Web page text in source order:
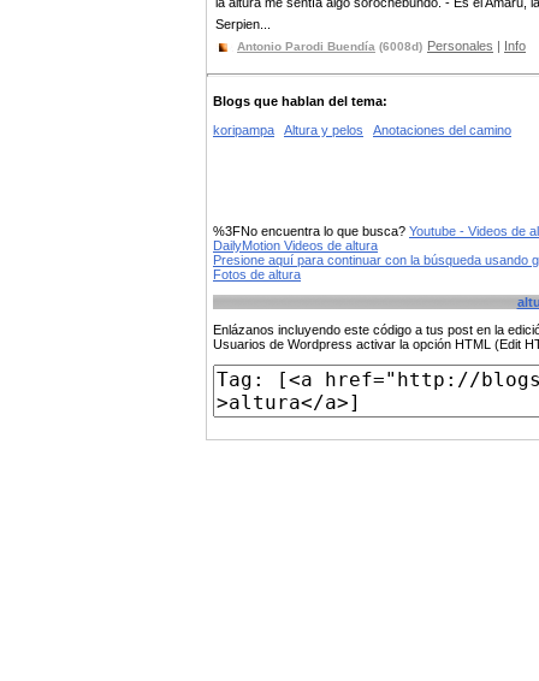
Serpien...
Antonio Parodi Buendía (6008d) Personales | Info
Blogs que hablan del tema:
koripampa
Altura y pelos Anotaciones del camino
%3FNo encuentra lo que busca? Youtube - Videos de
DailyMotion Videos de altura
Presione aquí para continuar con la búsqueda usando
Fotos de altura
Enlázanos incluyendo este código a tus post en la
Usuarios de Wordpress activar la opción HTML (Edit